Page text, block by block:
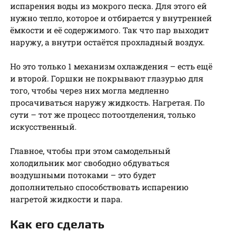
испарения воды из мокрого песка. Для этого ей
нужно тепло, которое и отбирается у внутренней
ёмкости и её содержимого. Так что пар выходит
наружу, а внутри остаётся прохладный воздух.
Но это только 1 механизм охлаждения – есть ещё
и второй. Горшки не покрывают глазурью для
того, чтобы через них могла медленно
просачиваться наружу жидкость. Нагретая. По
сути – тот же процесс потоотделения, только
искусственный.
Главное, чтобы при этом самодельный
холодильник мог свободно обдуваться
воздушными потоками – это будет
дополнительно способствовать испарению
нагретой жидкости и пара.
Как его сделать